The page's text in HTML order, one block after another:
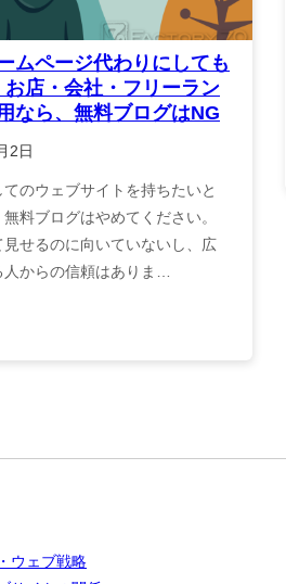
ムページ代わりにしても
店・会社・フリーラン
なら、無料ブログはNG
2日
のウェブサイトを持ちたいと
料ブログはやめてください。
せるのに向いていないし、広
からの信頼はありま…
ウェブ戦略